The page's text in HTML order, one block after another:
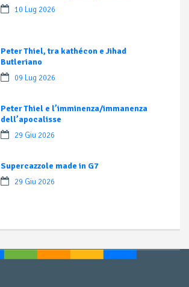
10 Lug 2026
Peter Thiel, tra kathécon e Jihad
Butleriano
09 Lug 2026
Peter Thiel e l’imminenza/immanenza
dell’apocalisse
29 Giu 2026
Supercazzole made in G7
29 Giu 2026